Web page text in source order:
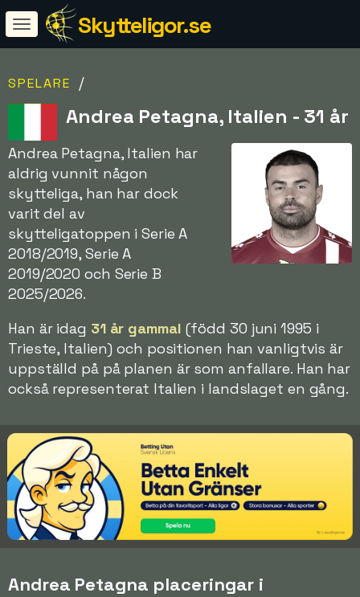
Skytteligor.se
SPELARE /
Andrea Petagna, Italien - 31 år
Andrea Petagna, Italien har
aldrig vunnit någon
skytteliga, han har dock
varit del av
skytteligatoppen i Serie A
2018/2019, Serie A
2019/2020 och Serie B
2025/2026.
Han är idag 31 år gammal (född 30 juni 1995 i
Trieste, Italien) och positionen han vanligtvis är
uppställd på på planen är som anfallare. Han har
också representerat Italien i landslaget en gång.
Andrea Petagna placeringar i